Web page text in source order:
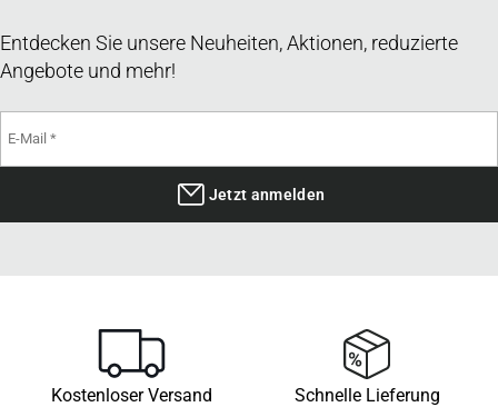
Entdecken Sie unsere Neuheiten, Aktionen, reduzierte
Angebote und mehr!
Jetzt anmelden
Kostenloser Versand Schnelle Lieferung